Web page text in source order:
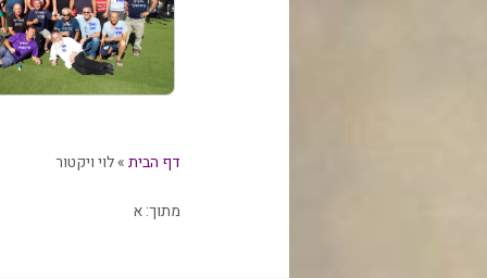
דף הבית»לוי ויקטור
מתוך:א